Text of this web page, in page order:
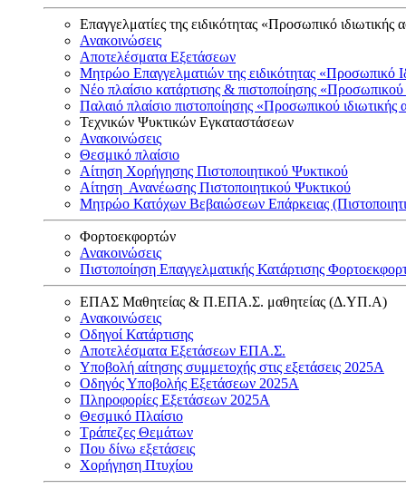
Επαγγελματίες της ειδικότητας «Προσωπικό ιδιωτικής
Ανακοινώσεις
Αποτελέσματα Εξετάσεων
Μητρώο Επαγγελματιών της ειδικότητας «Προσωπικό
Νέο πλαίσιο κατάρτισης & πιστοποίησης «Προσωπικού
Παλαιό πλαίσιο πιστοποίησης «Προσωπικού
Τεχνικών Ψυκτικών Εγκαταστάσεων
Ανακοινώσεις
Θεσμικό πλαίσιο
Αίτηση Χορήγησης Πιστοποιητικού Ψυκτικού
Αίτηση Ανανέωσης Πιστοποιητικού Ψυκτικού
Μητρώο Κατόχων Βεβαιώσεων Επάρκειας
Φορτοεκφορτών
Ανακοινώσεις
Πιστοποίηση Επαγγελματικής Κατάρτισης
ΕΠΑΣ Μαθητείας & Π.ΕΠΑ.Σ. μαθητείας (Δ.ΥΠ.Α)
Ανακοινώσεις
Oδηγοί Κατάρτισης
Αποτελέσματα Εξετάσεων ΕΠΑ.Σ.
Υποβολή αίτησης συμμετοχής στις εξετάσεις 2025Α
Οδηγός Υποβολής Εξετάσεων 2025A
Πληροφορίες Εξετάσεων 2025Α
Θεσμικό Πλαίσιο
Τράπεζες Θεμάτων
Που δίνω εξετάσεις
Χορήγηση Πτυχίου